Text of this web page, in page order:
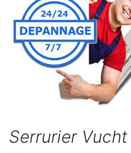
Serrurier Vucht